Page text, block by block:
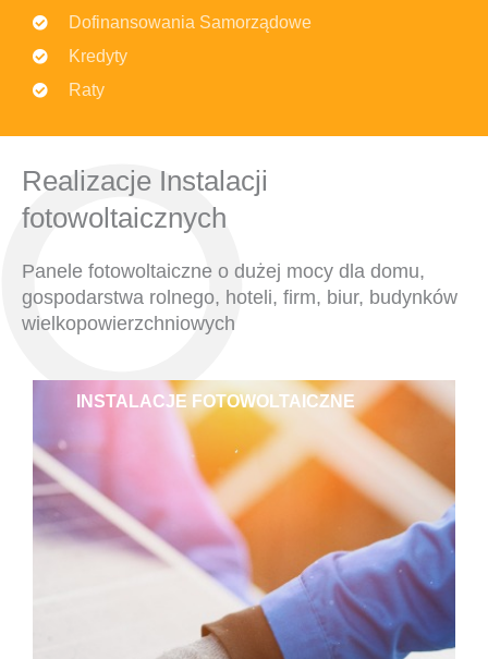
Dofinansowania Samorządowe
Kredyty
Raty
Realizacje Instalacji
fotowoltaicznych
Panele fotowoltaiczne o dużej mocy dla domu,
gospodarstwa rolnego, hoteli, firm, biur, budynków
wielkopowierzchniowych
INSTALACJE FOTOWOLTAICZNE